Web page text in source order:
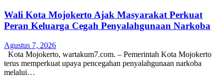
Wali Kota Mojokerto Ajak Masyarakat Perkuat
Peran Keluarga Cegah Penyalahgunaan Narkoba
Agustus 7, 2026
Kota Mojokerto, wartakum7.com. – Pemerintah Kota Mojokerto
terus memperkuat upaya pencegahan penyalahgunaan narkoba
melalui…